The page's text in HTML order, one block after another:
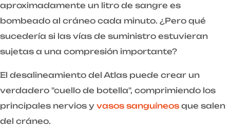
aproximadamente un litro de sangre es
bombeado al cráneo cada minuto. ¿Pero qué
sucedería si las vías de suministro estuvieran
sujetas a una compresión importante?
El desalineamiento del Atlas puede crear un
verdadero "cuello de botella", comprimiendo los
principales nervios y vasos sanguíneos que salen
del cráneo.